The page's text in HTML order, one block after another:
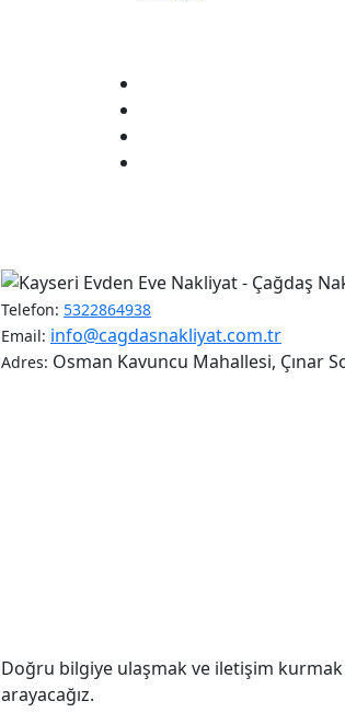
Telefon: 5322864938
Email: info@cagdasnakliyat.com.tr
Adres: Osman Kavuncu Mahallesi, Çınar
Doğru bilgiye ulaşmak ve iletişim
arayacağız.